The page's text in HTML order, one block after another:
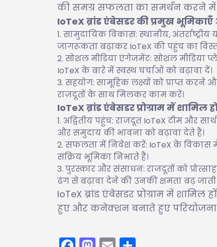
की समग्र सफलता का समर्थन करने में
IoTeX ब्रांड एंबेसडर की प्रमुख भूमिकाएँ
सामुदायिक विकास: स्थानीय,
जागरूकता बढ़ाकर IoTeX की पहुंच का
सोशल मीडिया एंगेजमेंट: सोशल मीडिया
IoTeX के बारे में स्वस्थ चर्चाओं को बढ़ावा दें।
सहयोग: सामूहिक लक्ष्यों को प्राप्त
राजदूतों के साथ मिलकर काम करें।
IoTeX ब्रांड एंबेसडर प्रोग्राम में शामिल
अद्वितीय पहुंच: राजदूत IoTeX टीम और
और समुदाय की भावना को बढ़ावा देते हैं।
सफलता में निवेश करें: IoTeX के विकास में
सक्रिय भूमिका निभाते हैं।
पुरस्कार और संसाधन: राजदूतों को
ढंग से बढ़ावा देने की उनकी क्षमता बढ़ जाती
IoTeX ब्रांड एंबेसडर प्रोग्राम में
हुए और कनेक्शन बनाते हुए परियोजना